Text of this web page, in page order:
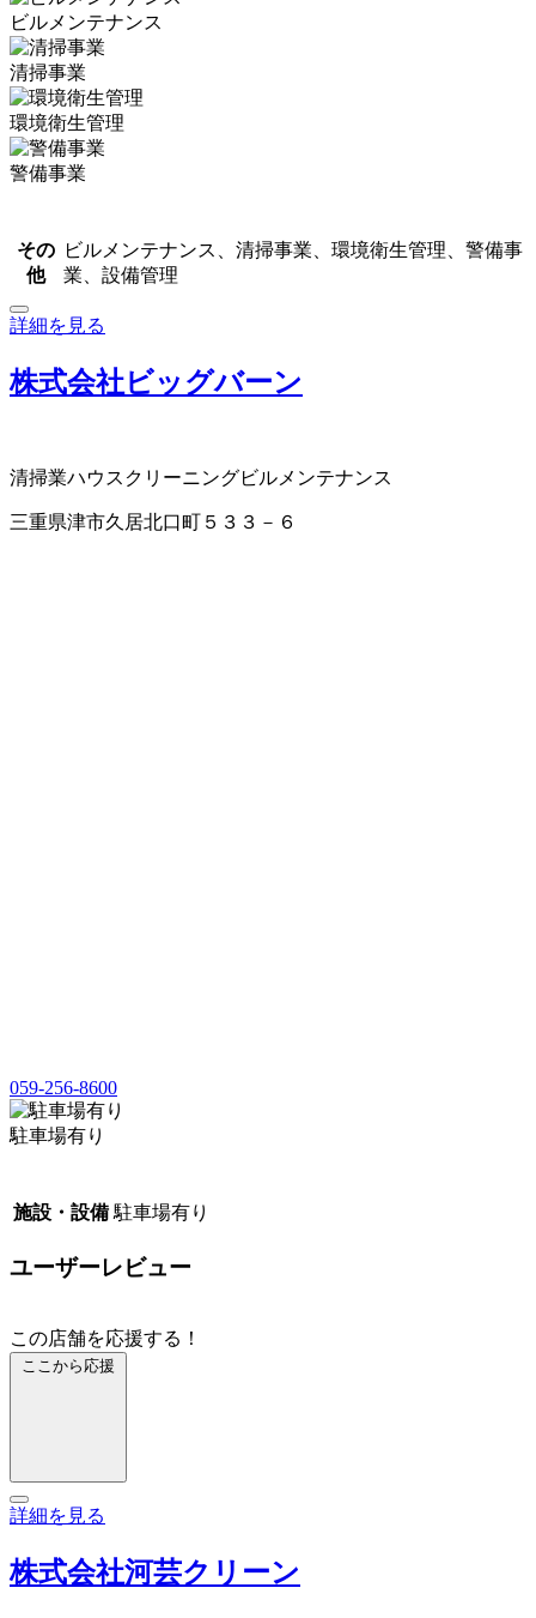
ビルメンテナンス
清掃事業
環境衛生管理
警備事業
その
他
ビルメンテナンス、清掃事業、環境衛生管理、警備事
業、設備管理
詳細を見る
株式会社ビッグバーン
清掃業ハウスクリーニングビルメンテナンス
三重県津市久居北口町５３３－６
059-256-8600
駐車場有り
施設・設備 駐車場有り
ユーザーレビュー
この店舗を応援する！
ここから応援
詳細を見る
株式会社河芸クリーン